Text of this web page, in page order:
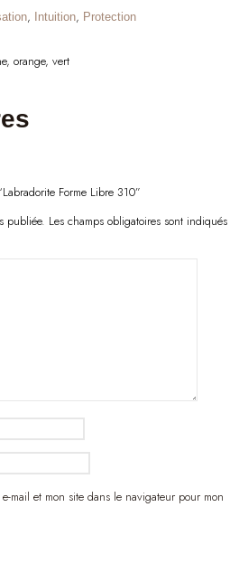
, Intuition, Protection
orange, vert
Forme Libre 310”
publiée. Les champs obligatoires sont indiqués
mail et mon site dans le navigateur pour mon